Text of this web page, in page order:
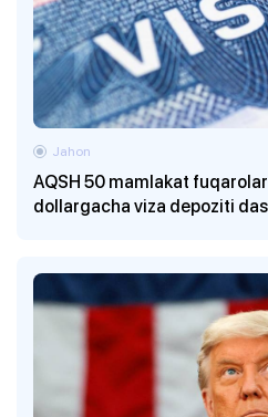
AQSH 50 mamlakat
dollargacha viza depoziti
Jahon